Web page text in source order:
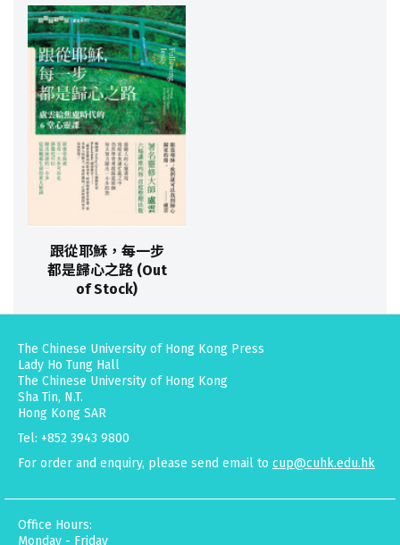
跟從耶穌，每一步
都是歸心之路 (Out
of Stock)
The Chinese University of Hong Kong Press
Lady Ho Tung Hall
The Chinese University of Hong Kong
Sha Tin, N.T.
Hong Kong SAR
Tel: +852 3943 9800
For order and enquiry, please send email to cup@cuhk.edu.hk
Office Hours:
Monday - Friday